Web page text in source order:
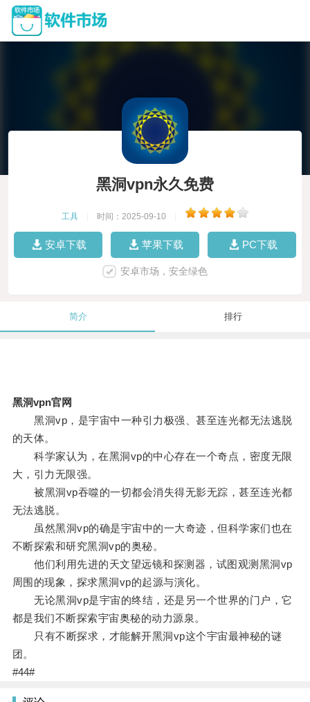
黑洞vpn永久免费
工具 时间：2025-09-10
安卓下载 苹果下载 PC下载
安卓市场，安全绿色
简介 排行
黑洞vpn官网
黑洞vp，是宇宙中一种引力极强、甚至连光都无法逃脱
的天体。
科学家认为，在黑洞vp的中心存在一个奇点，密度无限
大，引力无限强。
被黑洞vp吞噬的一切都会消失得无影无踪，甚至连光都
无法逃脱。
虽然黑洞vp的确是宇宙中的一大奇迹，但科学家们也在
不断探索和研究黑洞vp的奥秘。
他们利用先进的天文望远镜和探测器，试图观测黑洞vp
周围的现象，探求黑洞vp的起源与演化。
无论黑洞vp是宇宙的终结，还是另一个世界的门户，它
都是我们不断探索宇宙奥秘的动力源泉。
只有不断探求，才能解开黑洞vp这个宇宙最神秘的谜
团。
#44#